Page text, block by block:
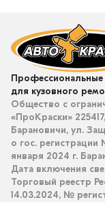
Профессиональные
для кузовного
Общество с
«ПроКраски»
Барановичи, ул.
о гос.
января 2024 г.
Дата включения
Торговый реестр
14.03.2024, №